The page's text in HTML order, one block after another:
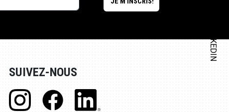
LINKEDIN
SUIVEZ-NOUS